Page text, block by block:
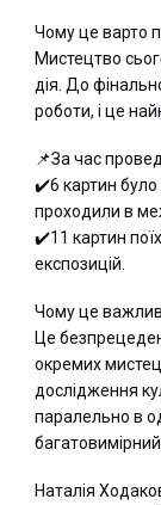
Чому це варто
Мистецтво
дія. До
роботи, і це
📌За час
✔️6 картин було
проходили в
✔️11 картин
експозицій.
Чому це
Це
окремих
дослідження
паралельно в
багатовимірний
Наталія